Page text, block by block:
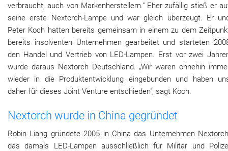
verbraucht, auch von Markenherstellern." Eher zufällig stieß er
seine erste Nextorch-Lampe und war gleich überzeugt. Er
Peter Koch hatten bereits gemeinsam in einem zu dem
bereits insolventen Unternehmen gearbeitet und starteten
den Handel und Vertrieb von LED-Lampen. Erst vor zwei
wurde daraus Nextorch Deutschland. „Wir waren ohnehin
wieder in die Produktentwicklung eingebunden und haben
daher für dieses Joint Venture entschieden", sagt Koch.
Nextorch wurde in China gegründet
Robin Liang gründete 2005 in China das Unternehmen
das damals LED-Lampen ausschließlich für Militär und